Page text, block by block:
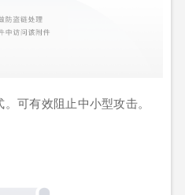
可有效阻止中小型攻击。